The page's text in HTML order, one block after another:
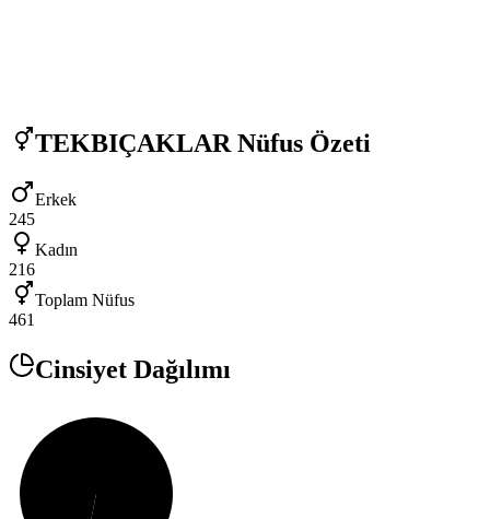
TEKBIÇAKLAR Nüfus Özeti
Erkek
245
Kadın
216
Toplam Nüfus
461
Cinsiyet Dağılımı